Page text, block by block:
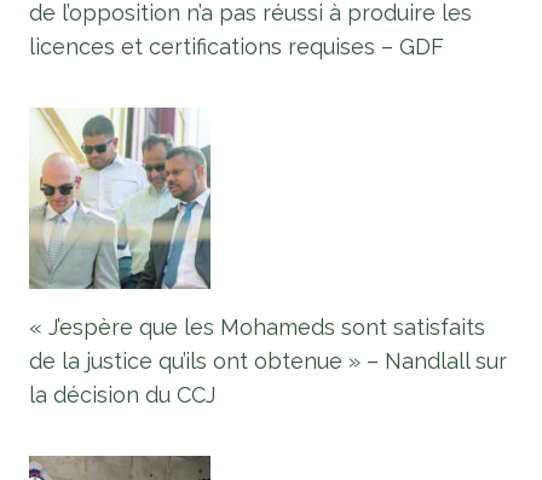
de l’opposition n’a pas réussi à produire les
licences et certifications requises – GDF
« J’espère que les Mohameds sont satisfaits
de la justice qu’ils ont obtenue » – Nandlall sur
la décision du CCJ